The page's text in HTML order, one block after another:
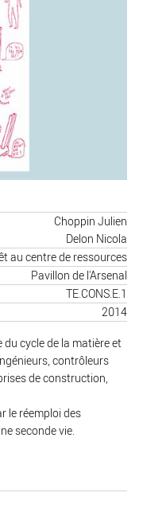
Choppin Julien
Delon Nicola
au centre de ressources
Pavillon de l'Arsenal
TE.CONS.E.1
2014
cycle de la matière et
contrôleurs
de construction,
le réemploi des
seconde vie.